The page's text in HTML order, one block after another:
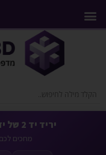
יריד יד 2 של יזמקו תלת מימד מתחיל עכשיו
מחכים